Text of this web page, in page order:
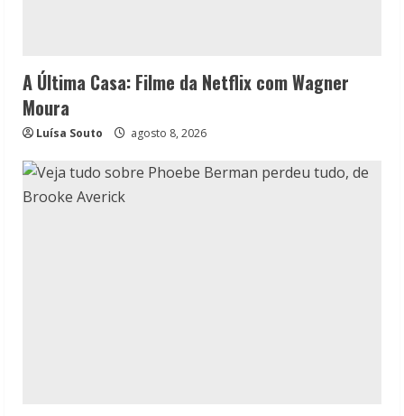
A Última Casa: Filme da Netflix com Wagner
Moura
Luísa Souto agosto 8, 2026